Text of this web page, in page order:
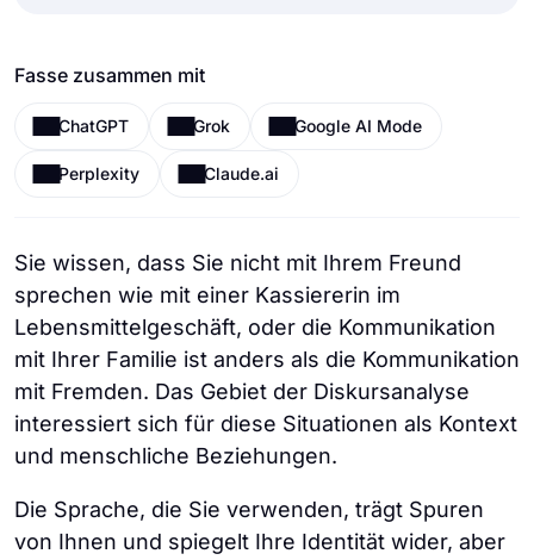
Fasse zusammen mit
ChatGPT Grok Google AI Mode
Perplexity Claude.ai
Sie wissen, dass Sie nicht mit Ihrem Freund
sprechen wie mit einer Kassiererin im
Lebensmittelgeschäft, oder die Kommunikation
mit Ihrer Familie ist anders als die Kommunikation
mit Fremden. Das Gebiet der Diskursanalyse
interessiert sich für diese Situationen als Kontext
und menschliche Beziehungen.
Die Sprache, die Sie verwenden, trägt Spuren
von Ihnen und spiegelt Ihre Identität wider, aber